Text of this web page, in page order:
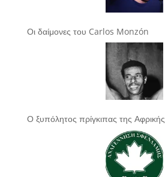
Οι δαίμονες του Carlos Monzón
Ο ξυπόλητος πρίγκιπας της Αφρικής